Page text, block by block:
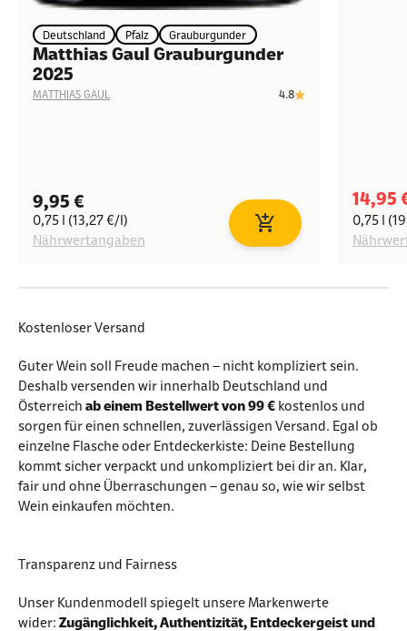
Deutschland Pfalz Grauburgunder
Matthias Gaul Grauburgunder
2025
MATTHIAS GAUL 4.8
Angebot
9,95 €
0,75 l (13,27 €/l)
Nährwertangaben
In den Warenkorb
14,95
0,75 l
Kostenloser Versand
Guter Wein soll Freude machen – nicht kompliziert sein.
Deshalb versenden wir innerhalb Deutschland und
Österreich ab einem Bestellwert von 99 € kostenlos und
sorgen für einen schnellen, zuverlässigen Versand. Egal ob
einzelne Flasche oder Entdeckerkiste: Deine Bestellung
kommt sicher verpackt und unkompliziert bei dir an. Klar,
fair und ohne Überraschungen – genau so, wie wir selbst
Wein einkaufen möchten.
Transparenz und Fairness
Unser Kundenmodell spiegelt unsere Markenwerte
wider: Zugänglichkeit, Authentizität, Entdeckergeist und